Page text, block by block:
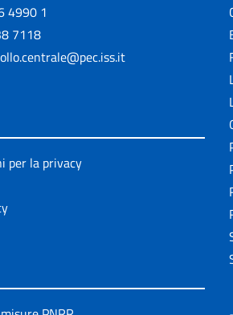
4990 1
7118
per la privacy